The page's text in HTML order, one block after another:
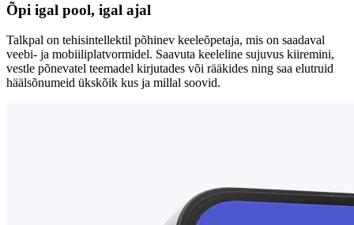
Õpi igal pool, igal ajal
Talkpal on tehisintellektil põhinev keeleõpetaja, mis on saadaval
veebi- ja mobiiliplatvormidel. Saavuta keeleline sujuvus kiiremini,
vestle põnevatel teemadel kirjutades või rääkides ning saa elutruid
häälsõnumeid ükskõik kus ja millal soovid.